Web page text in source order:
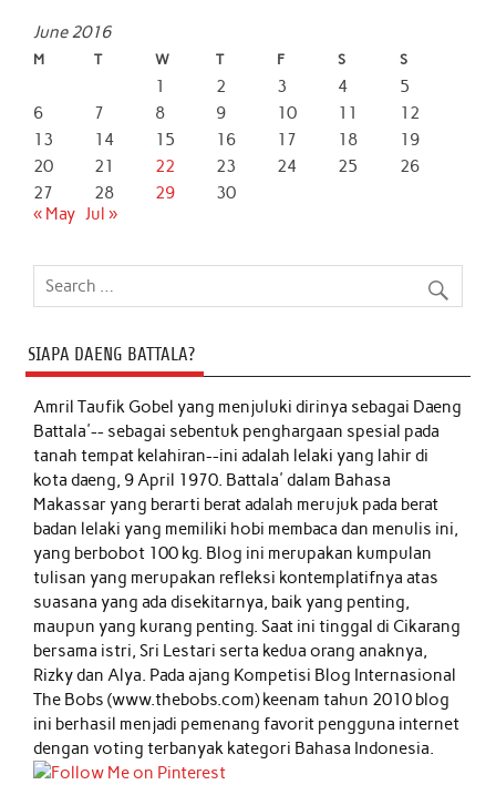
June 2016
M T W T F S S
1 2 3 4
5
6
7 8 9 10 11
12
13
14 15 16 17 18
19
20
21 22 23 24 25
26
27
28 29
30
« May Jul »
SIAPA DAENG BATTALA?
Amril Taufik Gobelyang menjuluki dirinya sebagai Daeng
Battala'-- sebagai sebentuk penghargaan spesial pada
tanah tempat kelahiran--ini adalah lelaki yang lahir di
kota daeng, 9 April 1970. Battala' dalam Bahasa
Makassar yang berarti berat adalah merujuk pada berat
badan lelaki yang memiliki hobi membaca dan menulis ini,
yang berbobot 100 kg. Blog ini merupakan kumpulan
tulisan yang merupakan refleksi kontemplatifnya atas
suasana yang ada disekitarnya, baik yang penting,
maupun yang kurang penting. Saat ini tinggal di Cikarang
bersama istri, Sri Lestari serta kedua orang anaknya,
Rizky dan Alya. Pada ajang Kompetisi Blog Internasional
The Bobs (www.thebobs.com) keenam tahun 2010 blog
ini berhasil menjadi pemenang favorit pengguna internet
dengan voting terbanyak kategori Bahasa Indonesia.